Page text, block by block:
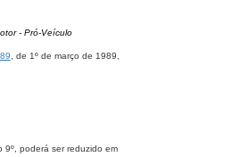
- Pró-Veículo
, de 1º de março de 1989,
poderá ser reduzido em